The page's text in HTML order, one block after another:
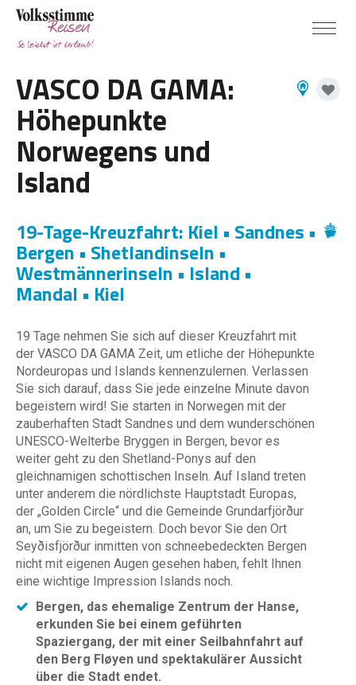
VASCO DA GAMA:
Höhepunkte
Norwegens und
Island
19-Tage-Kreuzfahrt: Kiel • Sandnes •
Bergen • Shetlandinseln •
Westmännerinseln • Island •
Mandal • Kiel
19 Tage nehmen Sie sich auf dieser Kreuzfahrt mit
der VASCO DA GAMA Zeit, um etliche der Höhepunkte
Nordeuropas und Islands kennenzulernen. Verlassen
Sie sich darauf, dass Sie jede einzelne Minute davon
begeistern wird! Sie starten in Norwegen mit der
zauberhaften Stadt Sandnes und dem wunderschönen
UNESCO-Welterbe Bryggen in Bergen, bevor es
weiter geht zu den Shetland-Ponys auf den
gleichnamigen schottischen Inseln. Auf Island treten
unter anderem die nördlichste Hauptstadt Europas,
der „Golden Circle“ und die Gemeinde Grundarfjörður
an, um Sie zu begeistern. Doch bevor Sie den Ort
Seyðisfjörður inmitten von schneebedeckten Bergen
nicht mit eigenen Augen gesehen haben, fehlt Ihnen
eine wichtige Impression Islands noch.
Bergen, das ehemalige Zentrum der Hanse,
erkunden Sie bei einem geführten
Spaziergang, der mit einer Seilbahnfahrt auf
den Berg Fløyen und spektakulärer Aussicht
über die Stadt endet.